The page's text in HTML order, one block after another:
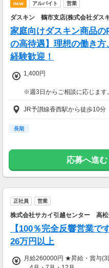
・自動車保険団体割引
・確定拠出年金(DC)制度あり
・退職金制度あり
※固定給40万円以上も可能
※当社規定に基づき、接客ま
す。
※給与は、前職での実績・ス
総合的に考慮し、採用時に決定
当社では、通常は「一般スタ
社を基本としていますが、
一定の条件を満たす方は「一
の入社も可能です。
※みなし残業代55000円/月29h
単位)
●昇給年1回
【諸手当】
・交通費支給(最大5万円まで)
・家族手当(配偶者1万円、子一
円)
・出産祝金(3万円)
・残業手当(1分単位)
・社員購入割引
・自動車保険団体割引
new アルバイト 営業
ダスキン 鶴市支店(株式会社ダス
家庭向けダスキン商品
の高待遇】理想の働き
経験歓迎！
1,400円
※週3日からご相談に応じます。
※研修期間有り
※週5日入れる方大歓迎！！
一般家庭向けのお掃除用品PR
す★
試用期間：１か月
時給
JR予讃線香西駅から徒歩10分
長期
応募へ進む
正社員 営業
株式会社サカイ引越センター 高
【100％完全反響営業
26万円以上
月給260000円 ★昇給・賞与(3